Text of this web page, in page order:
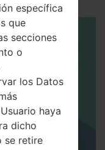
específica
que
secciones
o
los Datos
haya
dicho
se retire